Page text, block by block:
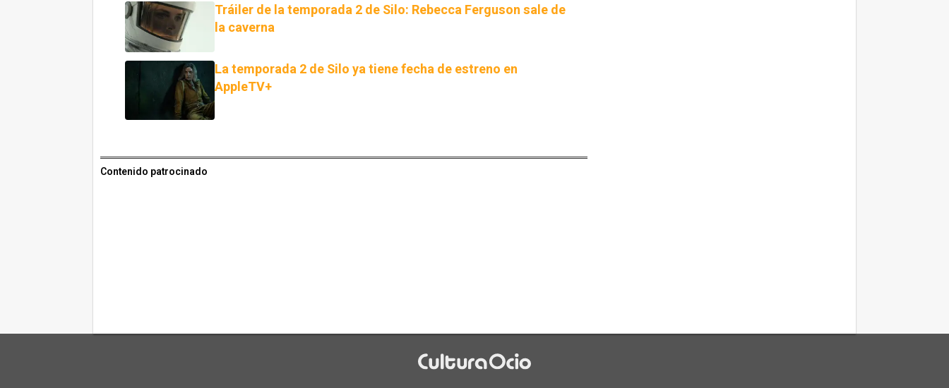
Tráiler de la temporada 2 de Silo: Rebecca Ferguson sale de
la caverna
La temporada 2 de Silo ya tiene fecha de estreno en
AppleTV+
Contenido patrocinado